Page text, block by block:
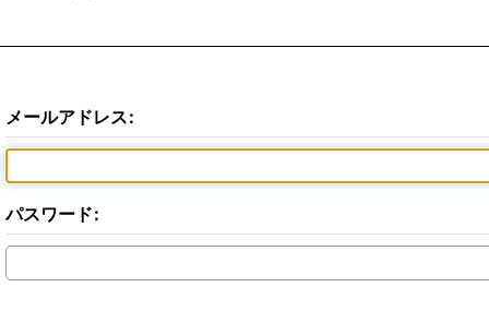
メールアドレス:
パスワード: